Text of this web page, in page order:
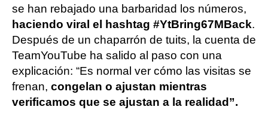
se han rebajado una barbaridad los números,
haciendo viral el hashtag #YtBring67MBack.
Después de un chaparrón de tuits, la cuenta de
TeamYouTube ha salido al paso con una
explicación: “Es normal ver cómo las visitas se
frenan, congelan o ajustan mientras
verificamos que se ajustan a la realidad”.